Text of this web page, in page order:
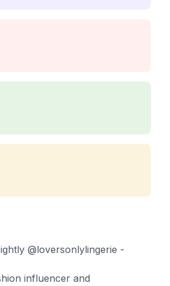
@loversonlylingerie -
influencer and